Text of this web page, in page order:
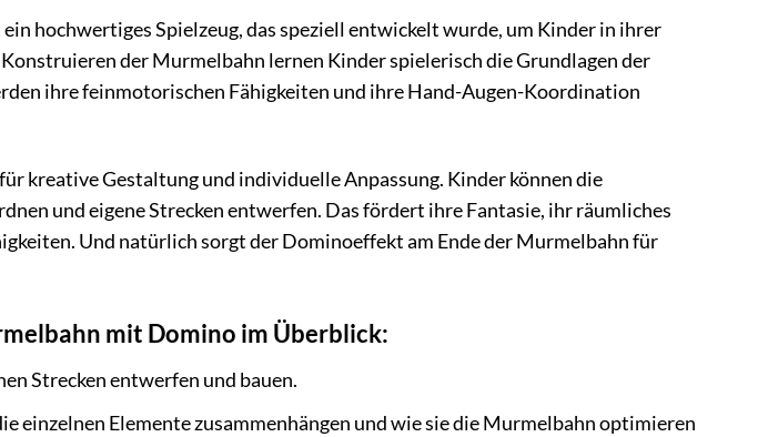
hochwertiges Spielzeug, das speziell entwickelt wurde, um Kinder in ihrer
der Murmelbahn lernen Kinder spielerisch die Grundlagen der
ihre feinmotorischen Fähigkeiten und ihre Hand-Augen-Koordination
kreative Gestaltung und individuelle Anpassung. Kinder können die
und eigene Strecken entwerfen. Das fördert ihre Fantasie, ihr räumliches
Und natürlich sorgt der Dominoeffekt am Ende der Murmelbahn für
mit Domino im Überblick:
Strecken entwerfen und bauen.
einzelnen Elemente zusammenhängen und wie sie die Murmelbahn optimieren